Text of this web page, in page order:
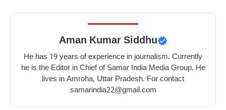
Aman Kumar Siddhu
He has 19 years of experience in journalism. Currently
he is the Editor in Chief of Samar India Media Group. He
lives in Amroha, Uttar Pradesh. For contact
samarindia22@gmail.com